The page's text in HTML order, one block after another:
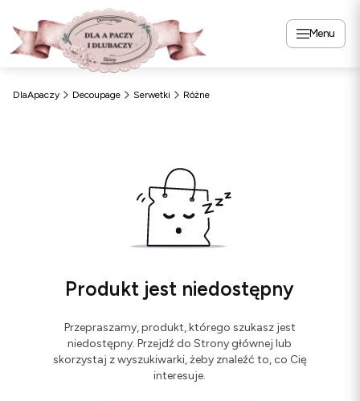
Menu
DlaApaczy Decoupage Serwetki Różne
Produkt jest niedostępny
Przepraszamy, produkt, którego szukasz jest
niedostępny. Przejdź do Strony głównej lub
skorzystaj z wyszukiwarki, żeby znaleźć to, co Cię
interesuje.